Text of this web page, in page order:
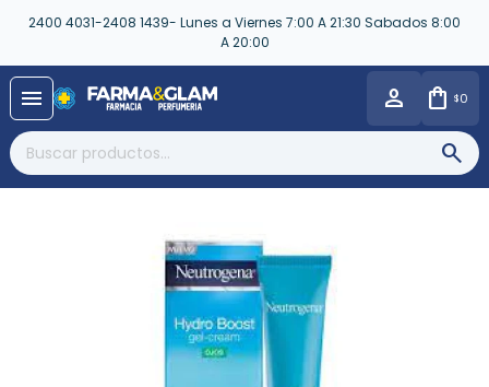
2400 4031-2408 1439- Lunes a Viernes 7:00 A 21:30 Sabados 8:00
A 20:00
menu $0